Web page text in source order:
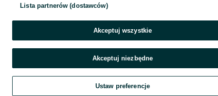
Lista partnerów (dostawców)
Akceptuj wszystkie
Akceptuj niezbędne
Ustaw preferencje